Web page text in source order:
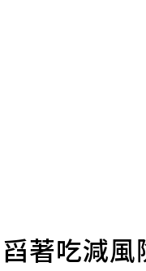
著吃減